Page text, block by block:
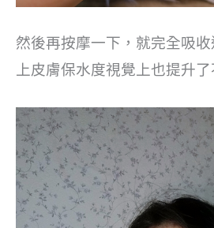
然後再按摩一下，就完全吸
上皮膚保水度視覺上也提升了